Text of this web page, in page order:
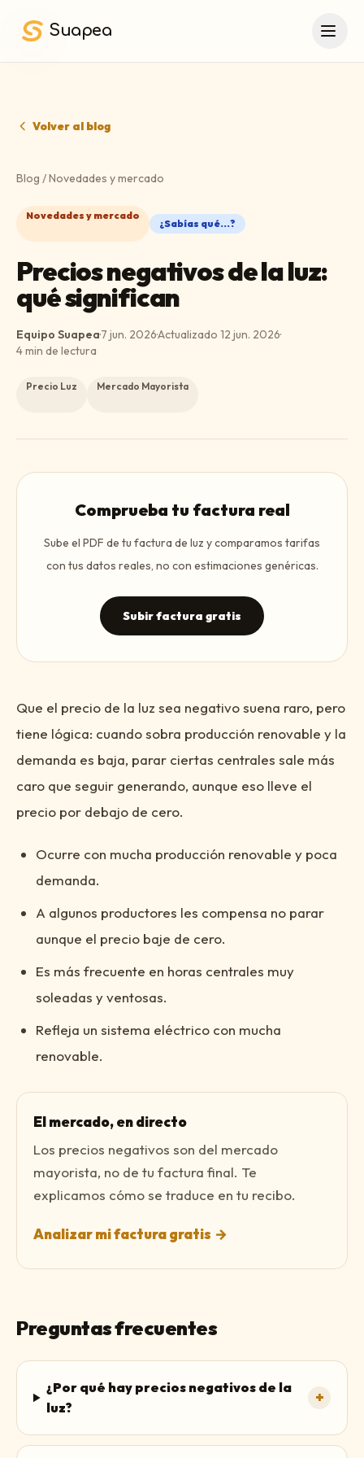
Suapea
Volver al blog
Blog /Novedades y mercado
Novedades y mercado
¿Sabías qué...?
Precios negativos de la luz:
qué significan
Equipo Suapea·7 jun. 2026·Actualizado 12 jun. 2026·
4min de lectura
Precio Luz Mercado Mayorista
Comprueba tu factura real
Sube el PDF de tu factura de luz y comparamos tarifas
con tus datos reales, no con estimaciones genéricas.
Subir factura gratis
Que el precio de la luz sea negativo suena raro, pero
tiene lógica: cuando sobra producción renovable y la
demanda es baja, parar ciertas centrales sale más
caro que seguir generando, aunque eso lleve el
precio por debajo de cero.
Ocurre con mucha producción renovable y poca
demanda.
A algunos productores les compensa no parar
aunque el precio baje de cero.
Es más frecuente en horas centrales muy
soleadas y ventosas.
Refleja un sistema eléctrico con mucha
renovable.
El mercado, en directo
Los precios negativos son del mercado
mayorista, no de tu factura final. Te
explicamos cómo se traduce en tu recibo.
Analizar mi factura gratis →
Preguntas frecuentes
¿Por qué hay precios negativos de la
luz?
+